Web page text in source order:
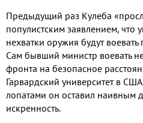
Предыдущий раз Кулеба
популистским заявлением, что
нехватки оружия будут
Сам бывший министр воевать
фронта на безопасное
Гарвардский университет в США
лопатами он оставил наивным
искренность.